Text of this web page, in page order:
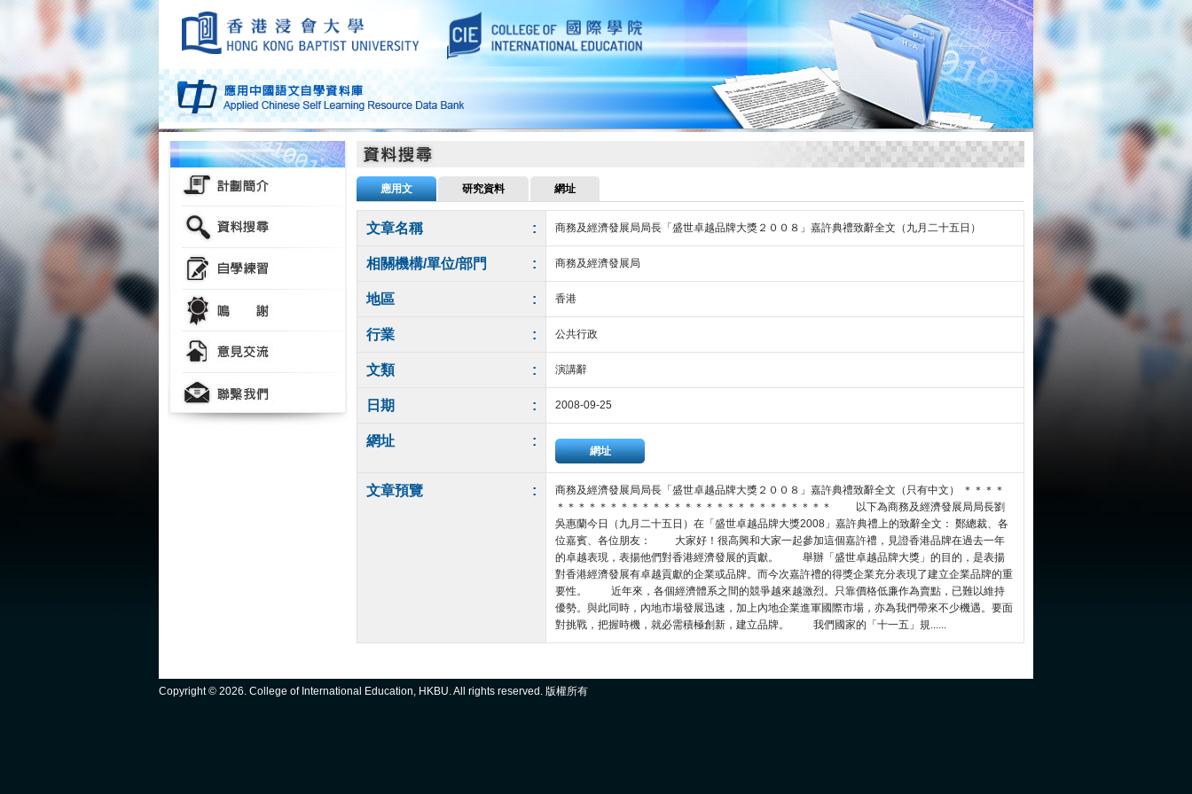
應用文 研究資料 網址
文章名稱 : 商務及經濟發展局局長「盛世卓越品牌大獎２００８」嘉許典禮致辭全文（九月二十五日）
相關機構/單位/部門 : 商務及經濟發展局
地區 : 香港
行業 : 公共行政
文類 : 演講辭
日期 : 2008-09-25
網址 :
網址
文章預覽 :
商務及經濟發展局局長「盛世卓越品牌大獎２００８」嘉許典禮致辭全文（只有中文） ＊＊＊＊
＊＊＊＊＊＊＊＊＊＊＊＊＊＊＊＊＊＊＊＊＊＊＊＊＊＊ 以下為商務及經濟發展局局長劉
吳惠蘭今日（九月二十五日）在「盛世卓越品牌大獎2008」嘉許典禮上的致辭全文： 鄭總裁、各
位嘉賓、各位朋友： 大家好！很高興和大家一起參加這個嘉許禮，見證香港品牌在過去一年
的卓越表現，表揚他們對香港經濟發展的貢獻。 舉辦「盛世卓越品牌大獎」的目的，是表揚
對香港經濟發展有卓越貢獻的企業或品牌。而今次嘉許禮的得獎企業充分表現了建立企業品牌的重
要性。 近年來，各個經濟體系之間的競爭越來越激烈。只靠價格低廉作為賣點，已難以維持
優勢。與此同時，內地市場發展迅速，加上內地企業進軍國際市場，亦為我們帶來不少機遇。要面
對挑戰，把握時機，就必需積極創新，建立品牌。 我們國家的「十一五」規......
Copyright © 2026. College of International Education, HKBU. All rights reserved. 版權所有